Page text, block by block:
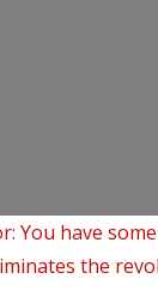
You have
the